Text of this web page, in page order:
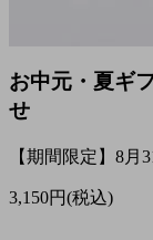
お中元・夏ギ
せ
【期間限定】8月
3,150円(税込)